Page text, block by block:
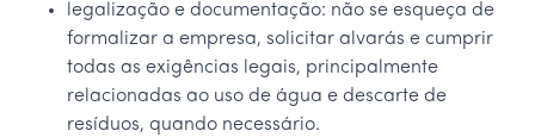
legalização e documentação: não se esqueça de
formalizar a empresa, solicitar alvarás e cumprir
todas as exigências legais, principalmente
relacionadas ao uso de água e descarte de
resíduos, quando necessário.